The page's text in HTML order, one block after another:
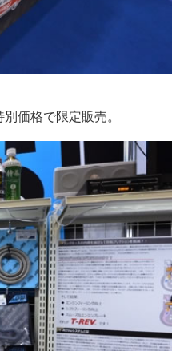
価格で限定販売。